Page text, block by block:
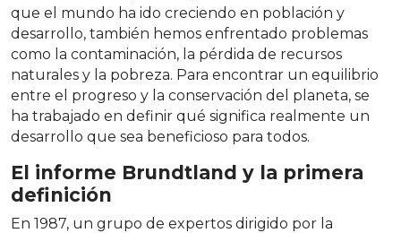
que el mundo ha ido creciendo en población y
desarrollo, también hemos enfrentado problemas
como la contaminación, la pérdida de recursos
naturales y la pobreza. Para encontrar un equilibrio
entre el progreso y la conservación del planeta, se
ha trabajado en definir qué significa realmente un
desarrollo que sea beneficioso para todos.
El informe Brundtland y la primera
definición
En 1987, un grupo de expertos dirigido por la